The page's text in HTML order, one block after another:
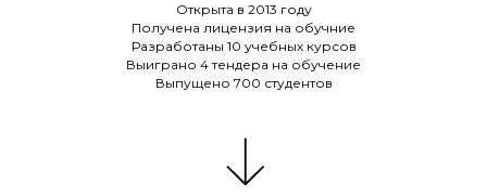
Открыта в 2013 году
Получена лицензия на обучние
Разработаны 10 учебных курсов
Выиграно 4 тендера на обучение
Выпущено 700 студентов